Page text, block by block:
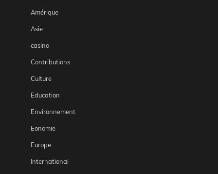
Amérique
Asie
casino
Contributions
Culture
Education
Environnement
Eonomie
Europe
International